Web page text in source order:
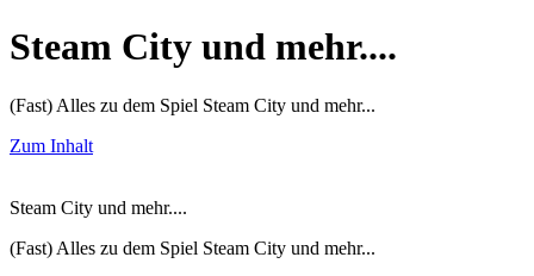
Steam City und mehr....
(Fast) Alles zu dem Spiel Steam City und mehr...
Zum Inhalt
Steam City und mehr....
(Fast) Alles zu dem Spiel Steam City und mehr...